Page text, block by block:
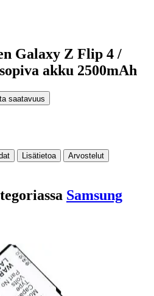
Galaxy Z Flip 4 /
akku 2500mAh
saatavuus
Lisätietoa
Arvostelut
Samsung